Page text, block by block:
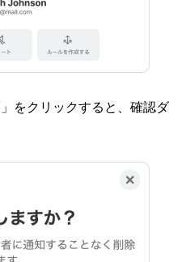
」をクリックすると、確認ダ